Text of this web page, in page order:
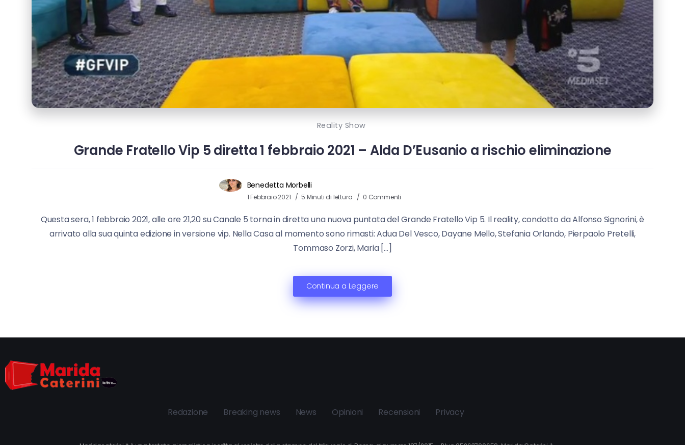
Reality Show
Grande Fratello Vip 5 diretta 1 febbraio 2021 – Alda D’Eusanio a rischio eliminazione
Benedetta Morbelli
1 Febbraio 2021 5 Minuti di lettura 0 Commenti
Questa sera, 1 febbraio 2021, alle ore 21,20 su Canale 5 torna in diretta una nuova puntata del Grande Fratello Vip 5. Il reality, condotto da Alfonso Signorini, è
arrivato alla sua quinta edizione in versione vip. Nella Casa al momento sono rimasti: Adua Del Vesco, Dayane Mello, Stefania Orlando, Pierpaolo Pretelli,
Tommaso Zorzi, Maria […]
Continua a Leggere
Redazione Breaking news News Opinioni Recensioni Privacy